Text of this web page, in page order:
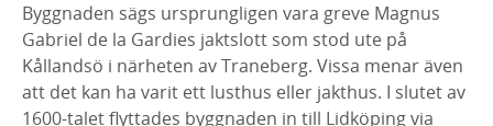
Byggnaden sägs ursprungligen vara greve Magnus
Gabriel de la Gardies jaktslott som stod ute på
Kållandsö i närheten av Traneberg. Vissa menar även
att det kan ha varit ett lusthus eller jakthus. I slutet av
1600-talet flyttades byggnaden in till Lidköping via